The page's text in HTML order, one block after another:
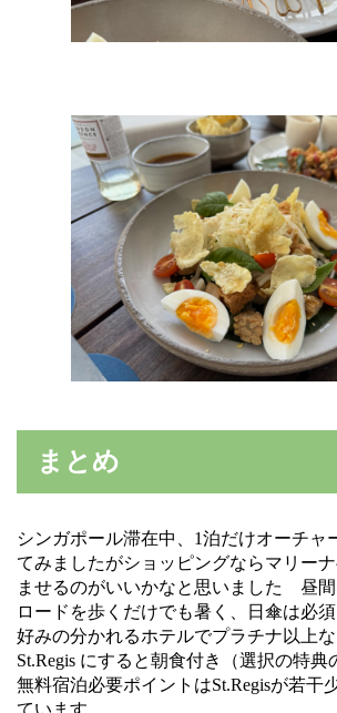
まとめ
シンガポール滞在中、1泊だけオーチャ
てみましたがショッピングならマリー
ませるのがいいかなと思いました 昼間
ロードを歩くだけでも暑く、日傘は必
好みの分かれるホテルでプラチナ以上
St.Regis にすると朝食付き（選択の特
無料宿泊必要ポイントはSt.Regisが若干
ています